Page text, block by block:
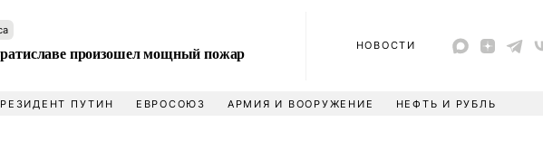
произошел мощный пожар НОВОСТИ
ПУТИН ЕВРОСОЮЗ АРМИЯ И ВООРУЖЕНИЕ НЕФТЬ И РУБЛЬ